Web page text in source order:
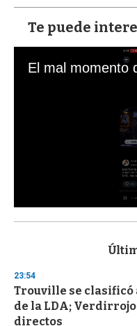
Te puede
s
d
s
o
f
3
23:54
Trouville se clasificó
de la LDA;
directos